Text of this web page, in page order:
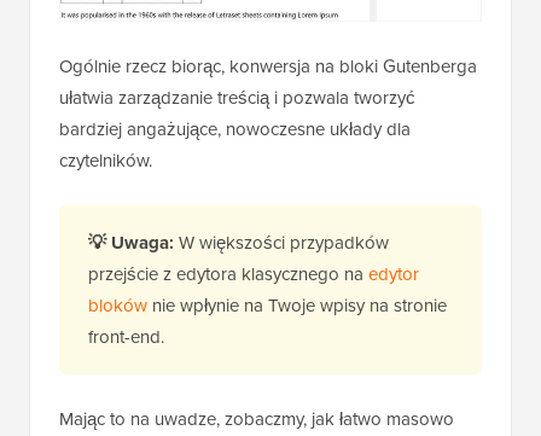
Ogólnie rzecz biorąc, konwersja na bloki Gutenberga
ułatwia zarządzanie treścią i pozwala tworzyć
bardziej angażujące, nowoczesne układy dla
czytelników.
💡 Uwaga: W większości przypadków
przejście z edytora klasycznego na edytor
bloków nie wpłynie na Twoje wpisy na stronie
front-end.
Mając to na uwadze, zobaczmy, jak łatwo masowo